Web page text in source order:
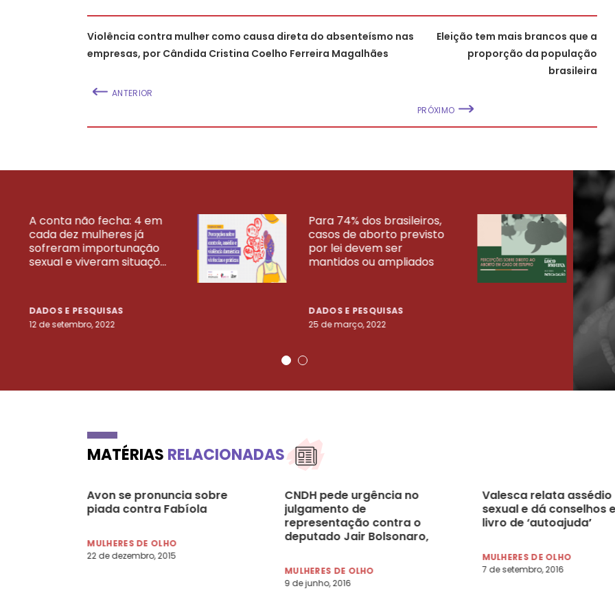
Violência contra mulher como causa direta do absenteísmo nas
empresas, por Cândida Cristina Coelho Ferreira Magalhães
ANTERIOR
Eleição tem mais brancos que a
proporção da população
brasileira
PRÓXIMO
A conta não fecha: 4 em
cada dez mulheres já
sofreram importunação
sexual e viveram situaçõ...
DADOS E PESQUISAS
12 de setembro, 2022
Para 74% dos brasileiros,
casos de aborto previsto
por lei devem ser
mantidos ou ampliados
DADOS E PESQUISAS
25 de março, 2022
23
VEJA MAIS PESQUISAS
MATÉRIAS RELACIONADAS
Avon se pronuncia sobre
piada contra Fabíola
MULHERES DE OLHO
22 de dezembro, 2015
CNDH pede urgência no
julgamento de
representação contra o
deputado Jair Bolsonaro,
MULHERES DE OLHO
9 de junho, 2016
Valesca relata assédio
sexual e dá conselhos
livro de ‘autoajuda’
MULHERES DE OLHO
7 de setembro, 2016